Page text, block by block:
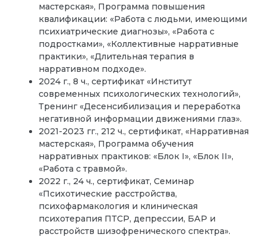
мастерская», Программа повышения
квалификации: «Работа с людьми, имеющими
психиатрические диагнозы», «Работа с
подростками», «Коллективные нарративные
практики», «Длительная терапия в
нарративном подходе».
2024 г., 8 ч., сертификат «Институт
современных психологических технологий»,
Тренинг «Десенсибилизация и переработка
негативной информации движениями глаз».
2021-2023 гг., 212 ч., сертификат, «Нарративная
мастерская», Программа обучения
нарративных практиков: «Блок I», «Блок II»,
«Работа с травмой».
2022 г., 24 ч., сертификат, Семинар
«Психотические расстройства,
психофармакология и клиническая
психотерапия ПТСР, депрессии, БАР и
расстройств шизофренического спектра».